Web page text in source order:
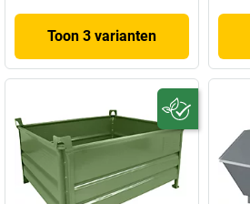
Toon 3 varianten